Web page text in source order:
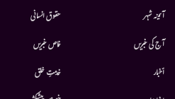
آئینہ شہر
آج کی خبریں
أخبار
حقوق انسانی
خاص خبریں
خدمتِ خلق